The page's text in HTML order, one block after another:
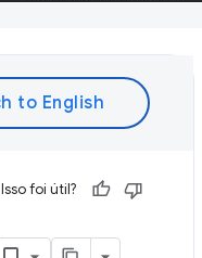
Isso foi útil?